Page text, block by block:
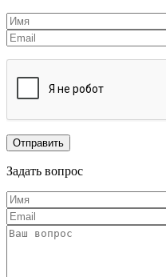
Задать вопрос